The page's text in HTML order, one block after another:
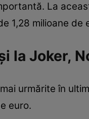
La
1,28 milioane de
la Joker,
urmărite în
euro.